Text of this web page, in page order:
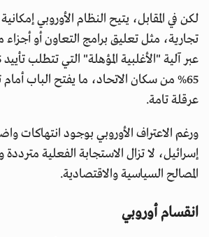
لكن في المقابل، يتيح النظام الأوروبي
تجارية، مثل تعليق برامج التعاون أو أجزاء
65% من سكان الاتحاد، ما يفتح الباب
عرقلة تامة.
ورغم الاعتراف الأوروبي بوجود انتهاكات
إسرائيل، لا تزال الاستجابة الفعلية
المصالح السياسية والاقتصادية.
انقسام أوروبي